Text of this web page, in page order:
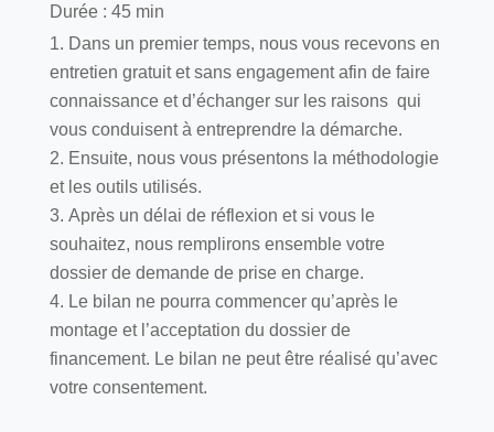
Durée : 45 min
Dans un premier temps, nous vous recevons en
entretien gratuit et sans engagement afin de faire
connaissance et d’échanger sur les raisons qui
vous conduisent à entreprendre la démarche.
Ensuite, nous vous présentons la méthodologie
et les outils utilisés.
Après un délai de réflexion et si vous le
souhaitez, nous remplirons ensemble votre
dossier de demande de prise en charge.
Le bilan ne pourra commencer qu’après le
montage et l’acceptation du dossier de
financement. Le bilan ne peut être réalisé qu’avec
votre consentement.